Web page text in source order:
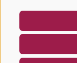
NEWSLETTER